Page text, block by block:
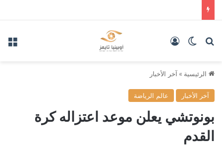
بحث عنالوضع المظلم
الرئيسية » آخر الأخبار
آخر الأخبار عالم الرياضة
بونوتشي يعلن موعد اعتزاله كرة
القدم